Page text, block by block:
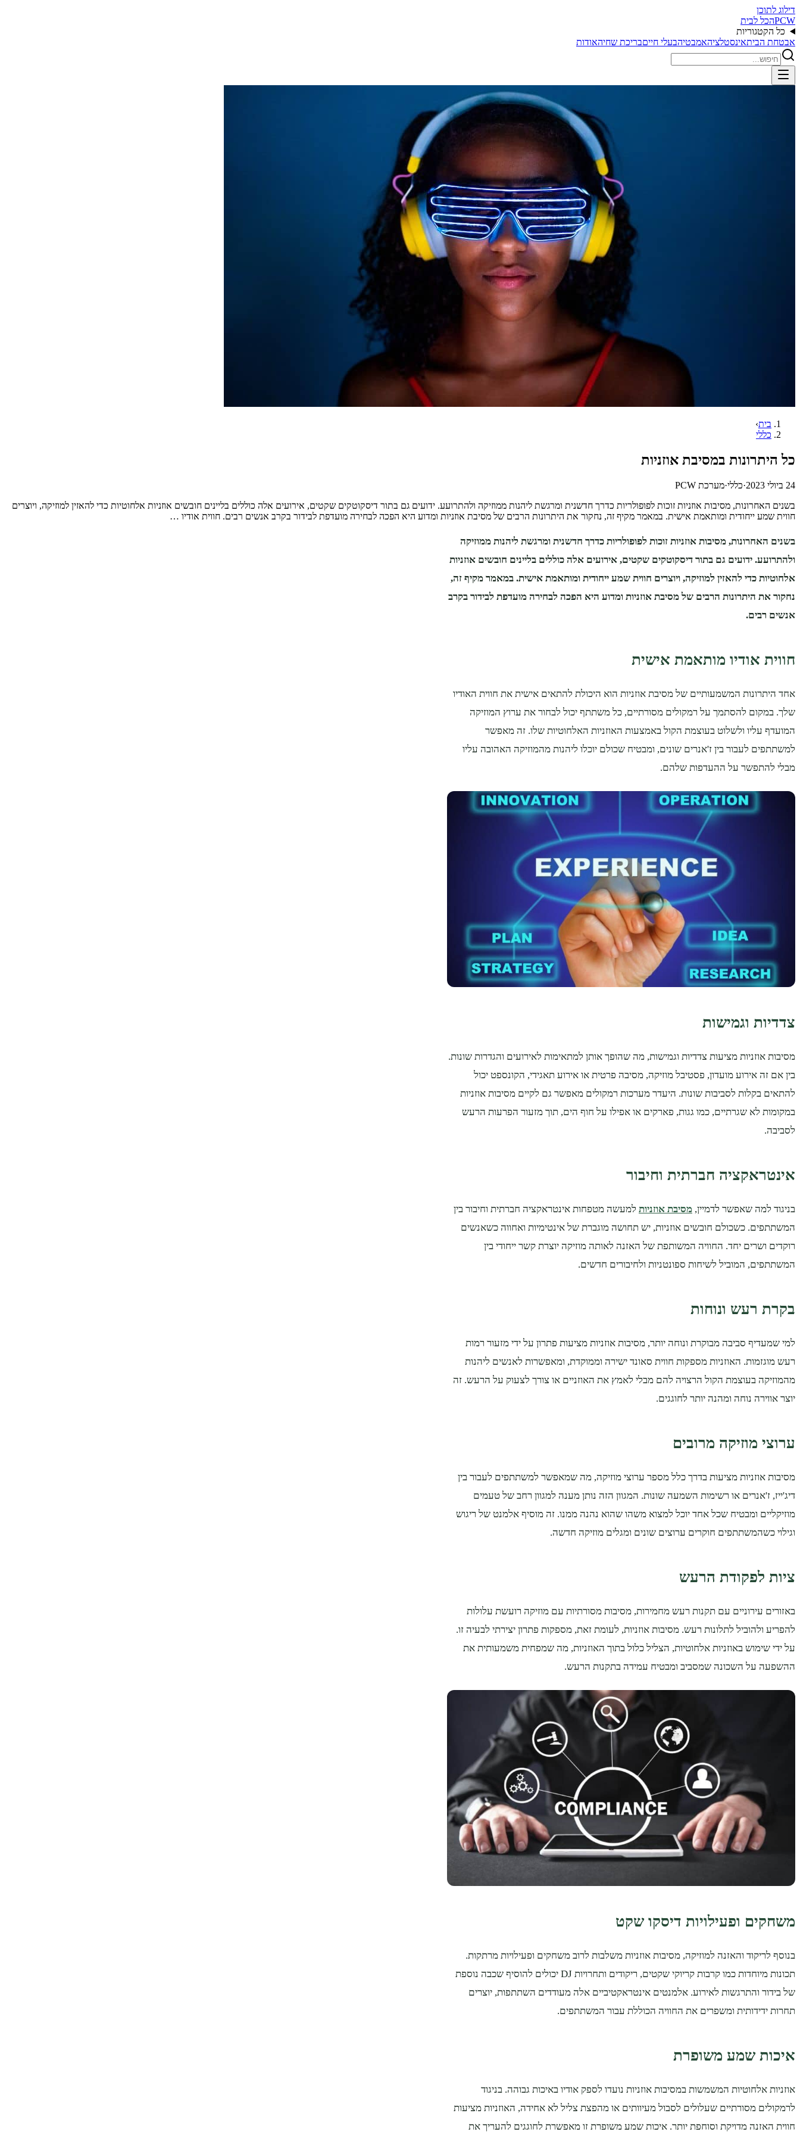
דילוג לתוכן
PCWהכל לבית
כל הקטגוריות
אבטחת הביתאינסטלציהאמבטיהבעלי חייםבריכת שחיהאודות
בית›
כללי
כל היתרונות במסיבת אוזניות
24 ביולי 2023 ·כללי·מערכת PCW
בשנים האחרונות, מסיבות אוזניות זוכות לפופולריות כדרך חדשנית ומרגשת ליהנות ממוזיקה ולהתרועע. ידועים גם בתור דיסקוטקים שקטים, אירועים אלה כוללים בליינים חובשים אוזניות אלחוטיות כדי להאזין למוזיקה, ויוצרים
חווית שמע ייחודית ומותאמת אישית. במאמר מקיף זה, נחקור את היתרונות הרבים של מסיבת אוזניות ומדוע היא הפכה לבחירה מועדפת לבידור בקרב אנשים רבים. חווית אודיו …
בשנים האחרונות, מסיבות אוזניות זוכות לפופולריות כדרך חדשנית ומרגשת ליהנות ממוזיקה
ולהתרועע. ידועים גם בתור דיסקוטקים שקטים, אירועים אלה כוללים בליינים חובשים אוזניות
אלחוטיות כדי להאזין למוזיקה, ויוצרים חווית שמע ייחודית ומותאמת אישית. במאמר מקיף זה,
נחקור את היתרונות הרבים של מסיבת אוזניות ומדוע היא הפכה לבחירה מועדפת לבידור בקרב
אנשים רבים.
חווית אודיו מותאמת אישית
אחד היתרונות המשמעותיים של מסיבת אוזניות הוא היכולת להתאים אישית את חווית האודיו
שלך. במקום להסתמך על רמקולים מסורתיים, כל משתתף יכול לבחור את ערוץ המוזיקה
המועדף עליו ולשלוט בעוצמת הקול באמצעות האוזניות האלחוטיות שלו. זה מאפשר
למשתתפים לעבור בין ז'אנרים שונים, ומבטיח שכולם יוכלו ליהנות מהמוזיקה האהובה עליו
מבלי להתפשר על ההעדפות שלהם.
צדדיות וגמישות
מסיבות אוזניות מציעות צדדיות וגמישות, מה שהופך אותן למתאימות לאירועים והגדרות שונות.
בין אם זה אירוע מועדון, פסטיבל מוזיקה, מסיבה פרטית או אירוע תאגידי, הקונספט יכול
להתאים בקלות לסביבות שונות. היעדר מערכות רמקולים מאפשר גם לקיים מסיבות אוזניות
במקומות לא שגרתיים, כמו גגות, פארקים או אפילו על חוף הים, תוך מזעור הפרעות הרעש
לסביבה.
אינטראקציה חברתית וחיבור
בניגוד למה שאפשר לדמיין, מסיבת אוזניות למעשה מטפחות אינטראקציה חברתית וחיבור בין
המשתתפים. כשכולם חובשים אוזניות, יש תחושה מוגברת של אינטימיות ואחווה כשאנשים
רוקדים ושרים יחד. החוויה המשותפת של האזנה לאותה מוזיקה יוצרת קשר ייחודי בין
המשתתפים, המוביל לשיחות ספונטניות ולחיבורים חדשים.
בקרת רעש ונוחות
למי שמעדיף סביבה מבוקרת ונוחה יותר, מסיבות אוזניות מציעות פתרון על ידי מזעור רמות
רעש מוגזמות. האוזניות מספקות חווית סאונד ישירה וממוקדת, ומאפשרות לאנשים ליהנות
מהמוזיקה בעוצמת הקול הרצויה להם מבלי לאמץ את האוזניים או צורך לצעוק על הרעש. זה
יוצר אווירה נוחה ומהנה יותר לחוגגים.
ערוצי מוזיקה מרובים
מסיבות אוזניות מציעות בדרך כלל מספר ערוצי מוזיקה, מה שמאפשר למשתתפים לעבור בין
דיג'ייז, ז'אנרים או רשימות השמעה שונות. המגוון הזה נותן מענה למגוון רחב של טעמים
מוזיקליים ומבטיח שכל אחד יוכל למצוא משהו שהוא נהנה ממנו. זה מוסיף אלמנט של ריגוש
וגילוי כשהמשתתפים חוקרים ערוצים שונים ומגלים מוזיקה חדשה.
ציות לפקודת הרעש
באזורים עירוניים עם תקנות רעש מחמירות, מסיבות מסורתיות עם מוזיקה רועשת עלולות
להפריע ולהוביל לתלונות רעש. מסיבות אוזניות, לעומת זאת, מספקות פתרון יצירתי לבעיה זו.
על ידי שימוש באוזניות אלחוטיות, הצליל כלול בתוך האוזניות, מה שמפחית משמעותית את
ההשפעה על השכונה שמסביב ומבטיח עמידה בתקנות הרעש.
משחקים ופעילויות דיסקו שקט
בנוסף לריקוד והאזנה למוזיקה, מסיבות אוזניות משלבות לרוב משחקים ופעילויות מרתקות.
תכונות מיוחדות כמו קרבות קריוקי שקטים, ריקודים ותחרויות DJ יכולים להוסיף שכבה נוספת
של בידור והתרגשות לאירוע. אלמנטים אינטראקטיביים אלה מעודדים השתתפות, יוצרים
תחרות ידידותית ומשפרים את החוויה הכוללת עבור המשתתפים.
איכות שמע משופרת
אוזניות אלחוטיות המשמשות במסיבות אוזניות נועדו לספק אודיו באיכות גבוהה. בניגוד
לרמקולים מסורתיים שעלולים לסבול מעיוותים או מהפצת צליל לא אחידה, האוזניות מציעות
חווית האזנה מדויקת וסוחפת יותר. איכות שמע משופרת זו מאפשרת לחוגגים להעריך את